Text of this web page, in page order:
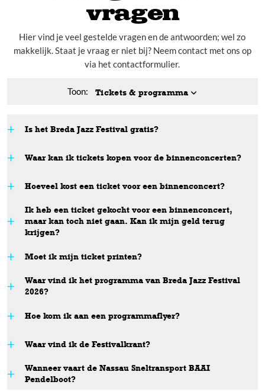
Pers
vragen
Hier vind je veel gestelde vragen en de antwoorden; wel zo
makkelijk. Staat je vraag er niet bij? Neem contact met ons op
via het contactformulier.
Toon: Tickets & programma
Is het Breda Jazz Festival gratis?
hier
Waar kan ik tickets kopen voor de binnenconcerten?
Klik hier
Hoeveel kost een ticket voor een binnenconcert?
Bekijk hier
Ik heb een ticket gekocht voor een binnenconcert,
maar kan toch niet gaan. Kan ik mijn geld terug
krijgen?
Moet ik mijn ticket printen?
Waar vind ik het programma van Breda Jazz Festival
2026?
Hoe kom ik aan een programmaflyer?
downloaden
Waar vind ik de Festivalkrant?
Wanneer vaart de Nassau Sneltransport BAAI
Pendelboot?